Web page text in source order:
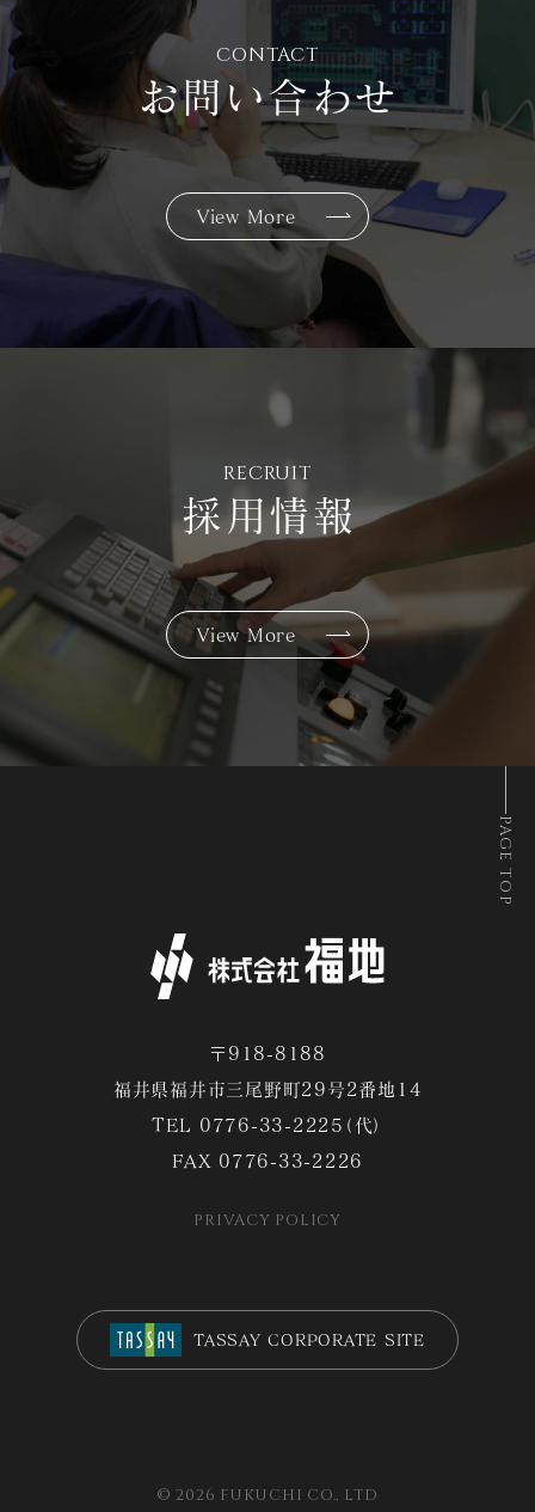
CONTACT
お問い合わせ
View More
RECRUIT
採用情報
View More
PAGE TOP
〒918-8188
福井県福井市三尾野町29号2番地14
TEL 0776-33-2225（代）
FAX 0776-33-2226
TASSAY CORPORATE SITE
PRIVACY POLICY
© 2026 FUKUCHI CO., LTD